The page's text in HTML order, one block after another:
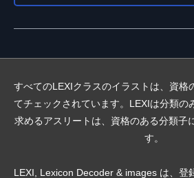
すべてのLEXIクラスのイラストは、資格
てチェックされています。LEXIは分類の
求めるアスリートは、資格のある分類子
す。
LEXI, Lexicon Decoder & images は、登